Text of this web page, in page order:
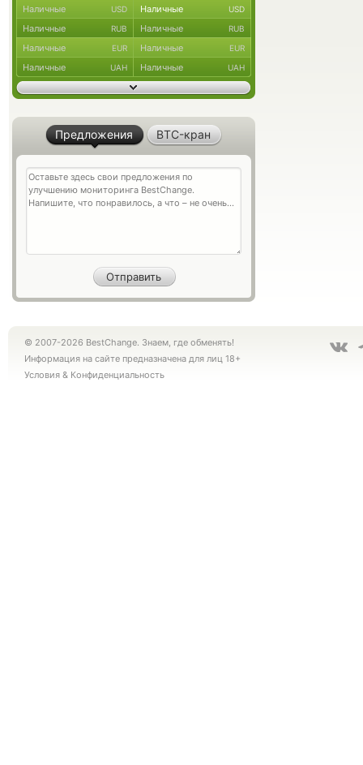
Наличные USD Наличные USD
Наличные RUB Наличные RUB
Наличные EUR Наличные EUR
Наличные UAH Наличные UAH
Предложения BTC-кран
© 2007-2026 BestChange. Знаем, где обменять!
Информация на сайте предназначена для лиц 18+
Условия & Конфиденциальность